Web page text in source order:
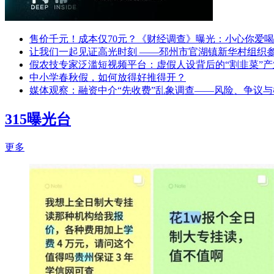
售价千元！成本仅70元？《财经调查》曝光：小心你爱
让我们一起见证高光时刻 ——邳州市官湖镇新华村组织
假农技专家泛滥短视频平台：虚假人设背后的“割韭菜”产
中小学春秋假，如何放得好推得开？
媒体观察：融资中介“先收费”乱象调查——风险、争议与
315曝光台
更多